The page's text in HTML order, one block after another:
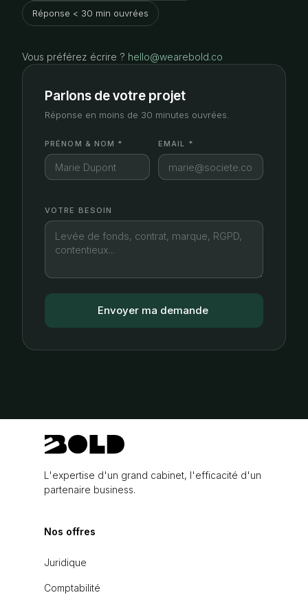
Réponse < 30 min ouvrées
Vous préférez écrire ? hello@wearebold.co
Parlons de votre projet
Réponse en moins de 30 minutes ouvrées.
PRÉNOM & NOM * EMAIL *
VOTRE BESOIN
L'expertise d'un grand cabinet, l'efficacité d'un
partenaire business.
Nos offres
Juridique
Comptabilité